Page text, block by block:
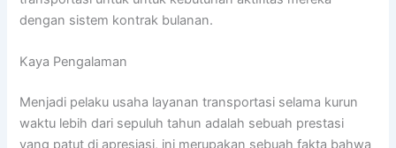
dengan sistem kontrak bulanan.
Kaya Pengalaman
Menjadi pelaku usaha layanan transportasi selama kurun
waktu lebih dari sepuluh tahun adalah sebuah prestasi
yang patut di apresiasi, ini merupakan sebuah fakta bahwa